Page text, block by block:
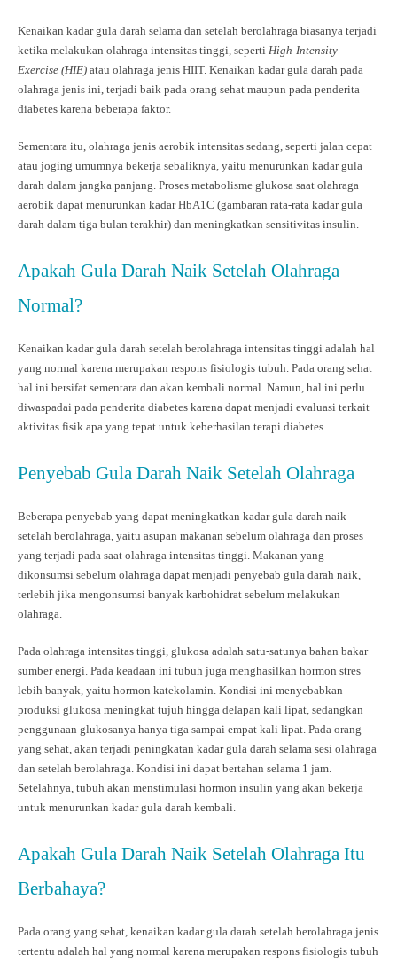
Kenaikan kadar gula darah selama dan setelah berolahraga biasanya terjadi
ketika melakukan olahraga intensitas tinggi, seperti High-Intensity
Exercise (HIE) atau olahraga jenis HIIT. Kenaikan kadar gula darah pada
olahraga jenis ini, terjadi baik pada orang sehat maupun pada penderita
diabetes karena beberapa faktor.
Sementara itu, olahraga jenis aerobik intensitas sedang, seperti jalan cepat
atau joging umumnya bekerja sebaliknya, yaitu menurunkan kadar gula
darah dalam jangka panjang. Proses metabolisme glukosa saat olahraga
aerobik dapat menurunkan kadar HbA1C (gambaran rata-rata kadar gula
darah dalam tiga bulan terakhir) dan meningkatkan sensitivitas insulin.
Apakah Gula Darah Naik Setelah Olahraga
Normal?
Kenaikan kadar gula darah setelah berolahraga intensitas tinggi adalah hal
yang normal karena merupakan respons fisiologis tubuh. Pada orang sehat
hal ini bersifat sementara dan akan kembali normal. Namun, hal ini perlu
diwaspadai pada penderita diabetes karena dapat menjadi evaluasi terkait
aktivitas fisik apa yang tepat untuk keberhasilan terapi diabetes.
Penyebab Gula Darah Naik Setelah Olahraga
Beberapa penyebab yang dapat meningkatkan kadar gula darah naik
setelah berolahraga, yaitu asupan makanan sebelum olahraga dan proses
yang terjadi pada saat olahraga intensitas tinggi. Makanan yang
dikonsumsi sebelum olahraga dapat menjadi penyebab gula darah naik,
terlebih jika mengonsumsi banyak karbohidrat sebelum melakukan
olahraga.
Pada olahraga intensitas tinggi, glukosa adalah satu-satunya bahan bakar
sumber energi. Pada keadaan ini tubuh juga menghasilkan hormon stres
lebih banyak, yaitu hormon katekolamin. Kondisi ini menyebabkan
produksi glukosa meningkat tujuh hingga delapan kali lipat, sedangkan
penggunaan glukosanya hanya tiga sampai empat kali lipat. Pada orang
yang sehat, akan terjadi peningkatan kadar gula darah selama sesi olahraga
dan setelah berolahraga. Kondisi ini dapat bertahan selama 1 jam.
Setelahnya, tubuh akan menstimulasi hormon insulin yang akan bekerja
untuk menurunkan kadar gula darah kembali.
Apakah Gula Darah Naik Setelah Olahraga Itu
Berbahaya?
Pada orang yang sehat, kenaikan kadar gula darah setelah berolahraga jenis
tertentu adalah hal yang normal karena merupakan respons fisiologis tubuh